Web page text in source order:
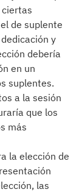
de suplente
y
debería
en un
suplentes.
a la sesión
que los
más
la elección de
las